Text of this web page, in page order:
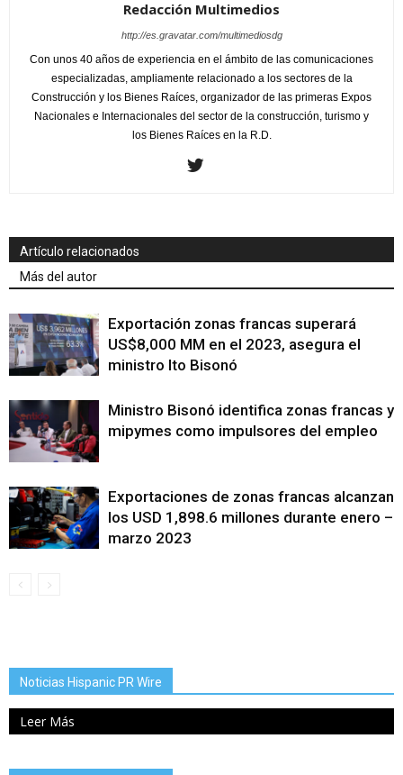
Redacción Multimedios
http://es.gravatar.com/multimediosdg
Con unos 40 años de experiencia en el ámbito de las comunicaciones
especializadas, ampliamente relacionado a los sectores de la
Construcción y los Bienes Raíces, organizador de las primeras Expos
Nacionales e Internacionales del sector de la construcción, turismo y
los Bienes Raíces en la R.D.
Artículo relacionados
Más del autor
Exportación zonas francas superará
US$8,000 MM en el 2023, asegura el
ministro Ito Bisonó
Ministro Bisonó identifica zonas francas y
mipymes como impulsores del empleo
Exportaciones de zonas francas alcanzan
los USD 1,898.6 millones durante enero –
marzo 2023
Noticias Hispanic PR Wire
Leer Más